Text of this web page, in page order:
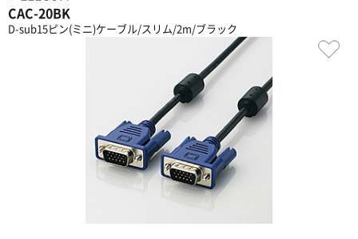
CAC-20BK
D-sub15ピン(ミニ)ケーブル/スリム/2m/ブラック